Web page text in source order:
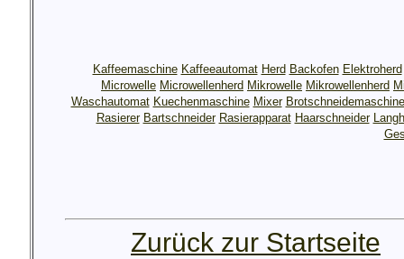
Kaffeemaschine Kaffeeautomat Herd Backofen Elektroherd
Microwelle Microwellenherd Mikrowelle Mikrowellenherd
Waschautomat Kuechenmaschine Mixer Brotschneidemaschine
Rasierer Bartschneider Rasierapparat Haarschneider
Zurück zur Startseite